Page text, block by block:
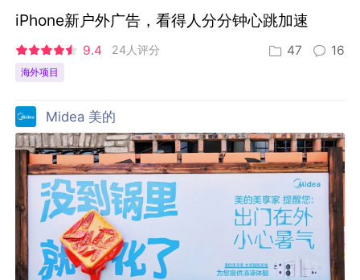
iPhone新户外广告，看得人分分钟心跳加速
9.4 24人评分 47 16
海外项目
Midea 美的